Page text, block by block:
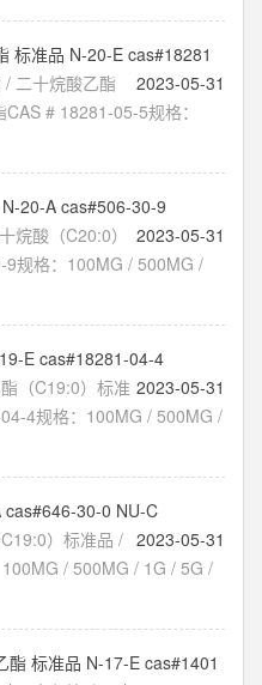
标准品 N-20-E cas#18281
2023-05-31
二十烷酸乙酯
# 18281-05-5规格：
20-A cas#506-30-9
2023-05-31
烷酸（C20:0）
规格：100MG / 500MG /
E cas#18281-04-4
2023-05-31
（C19:0）标准
4规格：100MG / 500MG /
30-0 NU-C
2023-05-31
）标准品 /
/ 500MG / 1G / 5G /
标准品 N-17-E cas#1401